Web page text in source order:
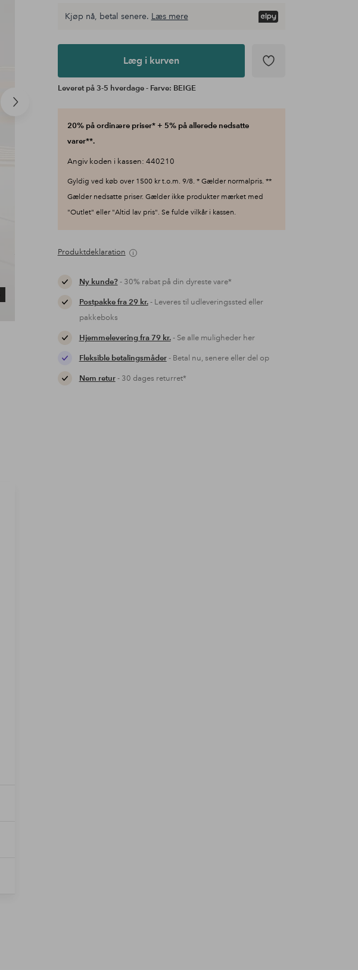
Næste
Kjøp nå, betal senere. Læs mere
Læg i kurven
Leveret på 3-5 hverdage - Farve: BEIGE
20% på ordinære priser* + 5% på allerede nedsatte
varer**.
Angiv koden i kassen: 440210
Gyldig ved køb over 1500 kr t.o.m. 9/8. * Gælder normalpris. **
Gælder nedsatte priser. Gælder ikke produkter mærket med
"Outlet" eller "Altid lav pris". Se fulde vilkår i kassen.
Produktdeklaration
Ny kunde?- 30% rabat på din dyreste vare*
Postpakke fra 29 kr.- Leveres til udleveringssted eller
pakkeboks
Hjemmelevering fra 79 kr.- Se alle muligheder her
Fleksible betalingsmåder- Betal nu, senere eller del op
Nem retur- 30 dages returret*